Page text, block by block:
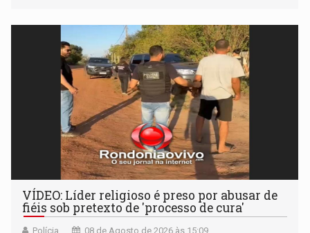
VÍDEO: Líder religioso é preso por abusar de
fiéis sob pretexto de 'processo de cura'
Polícia 08 de Agosto de 2026 às 15:09